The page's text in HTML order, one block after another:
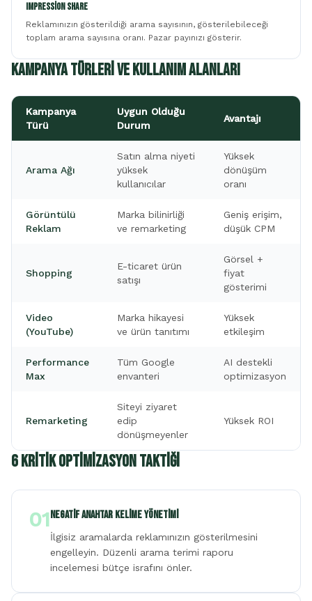
Impression Share
Reklamınızın gösterildiği arama sayısının, gösterilebileceği
toplam arama sayısına oranı. Pazar payınızı gösterir.
Kampanya Türleri ve Kullanım Alanları
Kampanya
Türü
Uygun Olduğu
Durum
Avantajı
Arama Ağı
Satın alma niyeti
yüksek
kullanıcılar
Yüksek
dönüşüm
oranı
Görüntülü
Reklam
Marka bilinirliği
ve remarketing
Geniş erişim,
düşük CPM
Shopping
E-ticaret ürün
satışı
Görsel +
fiyat
gösterimi
Video
(YouTube)
Marka hikayesi
ve ürün tanıtımı
Yüksek
etkileşim
Performance
Max
Tüm Google
envanteri
AI destekli
optimizasyon
Remarketing
Siteyi ziyaret
edip
dönüşmeyenler
Yüksek ROI
6 Kritik Optimizasyon Taktiği
01Negatif Anahtar Kelime Yönetimi
İlgisiz aramalarda reklamınızın gösterilmesini
engelleyin. Düzenli arama terimi raporu
incelemesi bütçe israfını önler.